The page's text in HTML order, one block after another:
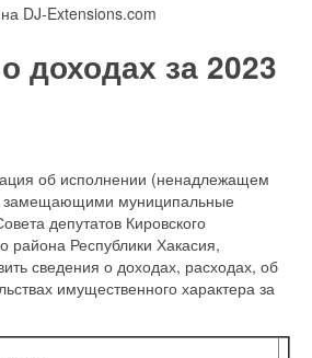
на DJ-Extensions.com
доходах за 2023
об исполнении (ненадлежащем
замещающими муниципальные
депутатов Кировского
района Республики Хакасия,
сведения о доходах, расходах, об
имущественного характера за